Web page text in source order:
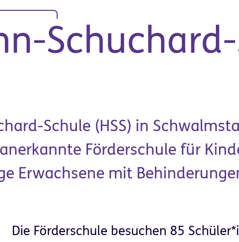
Das sind wir
Organisation &
Standorte
Schule (HSS) in
Förderschule für
Erwachsene mit
Die Förderschule besuchen 85